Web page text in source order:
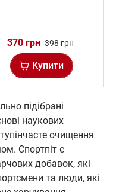
370 грн 398 грн
Купити
підібрані
наукових
очищення
Спортпіт є
добавок, які
та люди, які